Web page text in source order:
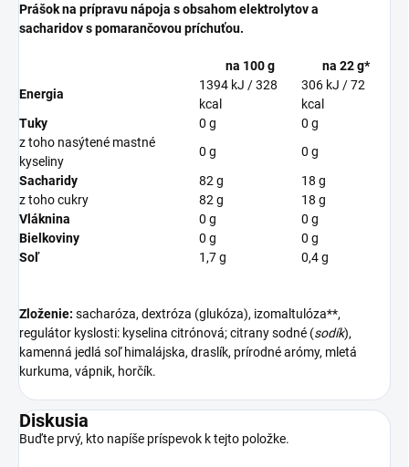
Prášok na prípravu nápoja s obsahom elektrolytov a
sacharidov s pomarančovou príchuťou.
na 100 g na 22 g*
Energia
1394 kJ / 328
kcal
306 kJ / 72
kcal
Tuky
0 g
0 g
z toho nasýtené mastné
kyseliny
0 g
0 g
Sacharidy
82 g
18 g
z toho cukry
82 g
18 g
Vláknina
0 g
0 g
Bielkoviny
0 g
0 g
Soľ
1,7 g 0,4 g
Zloženie: sacharóza, dextróza (glukóza), izomaltulóza**,
regulátor kyslosti: kyselina citrónová; citrany sodné (sodík),
kamenná jedlá soľ himalájska, draslík, prírodné arómy, mletá
kurkuma, vápnik, horčík.
Diskusia
Buďte prvý, kto napíše príspevok k tejto položke.